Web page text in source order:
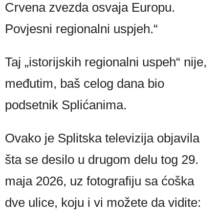
Crvena zvezda osvaja Europu.
Povjesni regionalni uspjeh.“
Taj „istorijskih regionalni uspeh“ nije,
međutim, baš celog dana bio
podsetnik Splićanima.
Ovako je Splitska televizija objavila
šta se desilo u drugom delu tog 29.
maja 2026, uz fotografiju sa ćoška
dve ulice, koju i vi možete da vidite: